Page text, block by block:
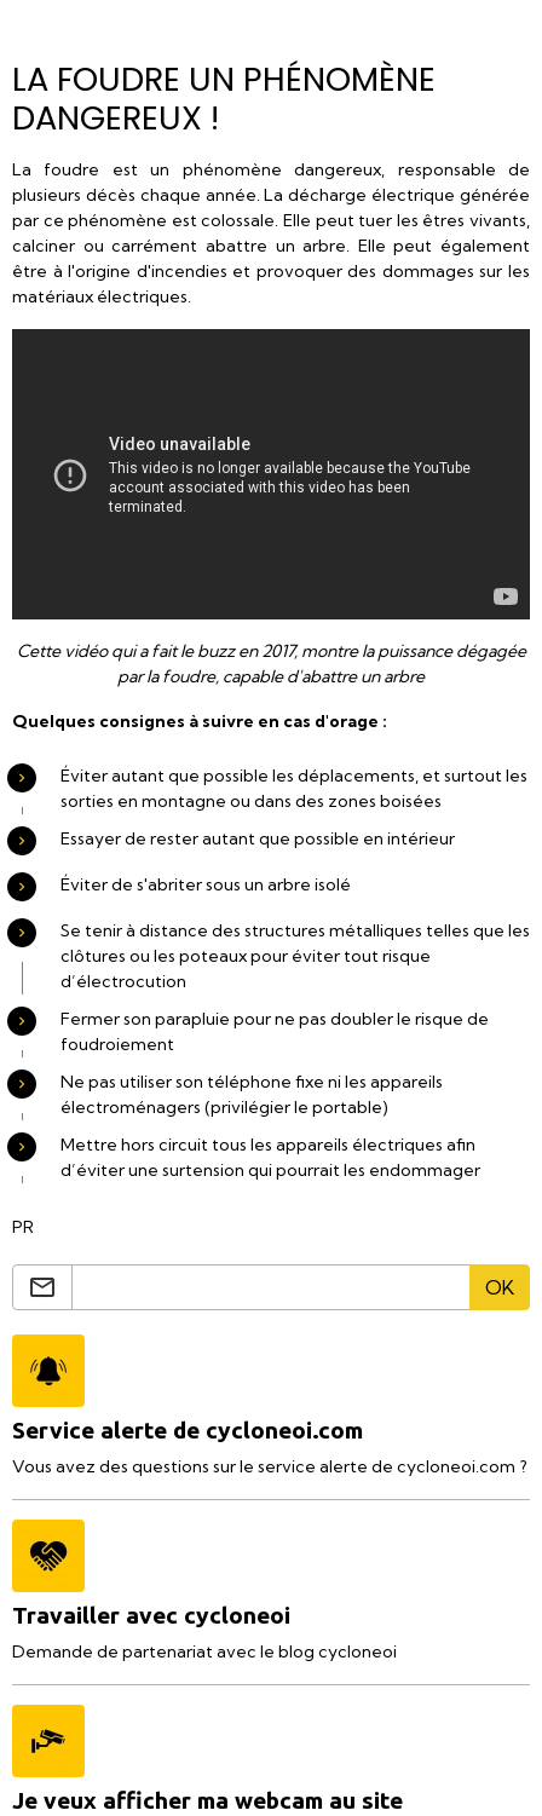
LA FOUDRE UN PHÉNOMÈNE
DANGEREUX !
La foudre est un phénomène dangereux, responsable de
plusieurs décès chaque année. La décharge électrique générée
par ce phénomène est colossale. Elle peut tuer les êtres vivants,
calciner ou carrément abattre un arbre. Elle peut également
être à l'origine d'incendies et provoquer des dommages sur les
matériaux électriques.
Cette vidéo qui a fait le buzz en 2017, montre la puissance dégagée
par la foudre, capable d'abattre un arbre
Quelques consignes à suivre en cas d'orage :
Éviter autant que possible les déplacements, et surtout les
sorties en montagne ou dans des zones boisées
Essayer de rester autant que possible en intérieur
Éviter de s'abriter sous un arbre isolé
Se tenir à distance des structures métalliques telles que les
clôtures ou les poteaux pour éviter tout risque
d’électrocution
Fermer son parapluie pour ne pas doubler le risque de
foudroiement
Ne pas utiliser son téléphone fixe ni les appareils
électroménagers (privilégier le portable)
Mettre hors circuit tous les appareils électriques afin
d’éviter une surtension qui pourrait les endommager
PR
OK
Service alerte de cycloneoi.com
Vous avez des questions sur le service alerte de cycloneoi.com ?
Travailler avec cycloneoi
Demande de partenariat avec le blog cycloneoi
Je veux afficher ma webcam au site